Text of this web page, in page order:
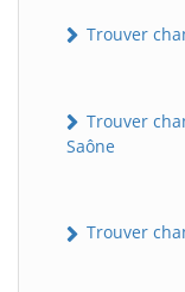
Trouver
Trouver
Saône
Trouver